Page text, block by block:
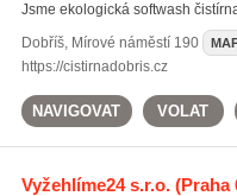
Jsme ekologická softwash
Dobříš, Mírové náměstí 190
https://cistirnadobris.cz
NAVIGOVAT VOLAT
Vyžehlíme24 s.r.o.(Praha